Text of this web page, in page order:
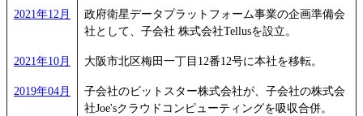
2021年12月
政府衛星データプラットフォーム事業の企画準備会
社として、子会社 株式会社Tellusを設立。
2021年10月 大阪市北区梅田一丁目12番12号に本社を移転。
2019年04月
子会社のビットスター株式会社が、子会社の株式会
社Joe'sクラウドコンピューティングを吸収合併。